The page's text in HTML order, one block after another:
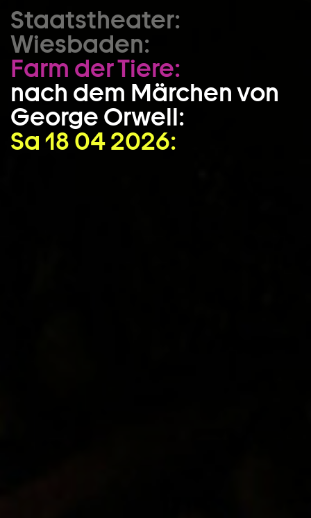
Zum Hauptinhalt springen
Zum Footer springen
Staatstheater:
Wiesbaden:
Farm der Tiere:
nach dem Märchen von
George Orwell:
Sa 18 04 2026: